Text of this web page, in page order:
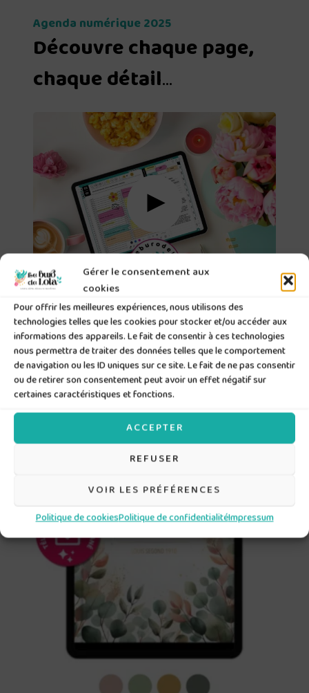
Gérer le consentement aux
cookies
Pour offrir les meilleures expériences, nous utilisons des
technologies telles que les cookies pour stocker et/ou accéder aux
informations des appareils. Le fait de consentir à ces technologies
nous permettra de traiter des données telles que le comportement
de navigation ou les ID uniques sur ce site. Le fait de ne pas consentir
ou de retirer son consentement peut avoir un effet négatif sur
certaines caractéristiques et fonctions.
ACCEPTER
REFUSER
VOIR LES PRÉFÉRENCES
Politique de cookiesPolitique de confidentialitéImpressum
Agenda numérique 2025
Découvre chaque page,
chaque détail…
Produits similaires